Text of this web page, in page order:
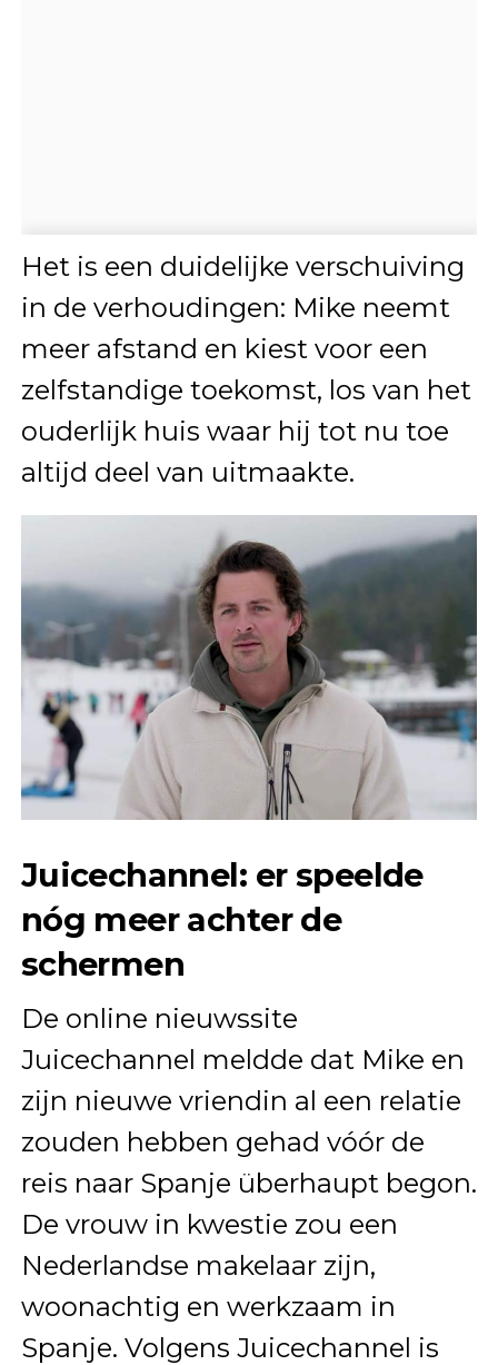
Het is een duidelijke verschuiving
in de verhoudingen: Mike neemt
meer afstand en kiest voor een
zelfstandige toekomst, los van het
ouderlijk huis waar hij tot nu toe
altijd deel van uitmaakte.
Juicechannel: er speelde
nóg meer achter de
schermen
De online nieuwssite
Juicechannel meldde dat Mike en
zijn nieuwe vriendin al een relatie
zouden hebben gehad vóór de
reis naar Spanje überhaupt begon.
De vrouw in kwestie zou een
Nederlandse makelaar zijn,
woonachtig en werkzaam in
Spanje. Volgens Juicechannel is